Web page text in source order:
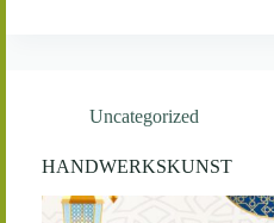
Uncategorized
HANDWERKSKUNST